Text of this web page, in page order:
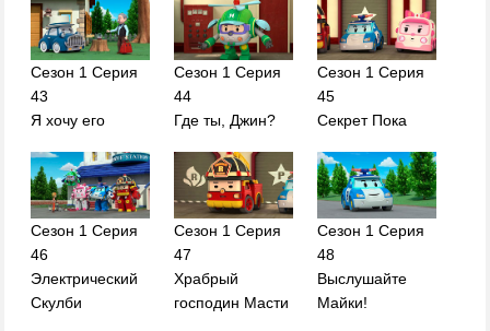
Сезон 1 Серия
43
Я хочу его
Сезон 1 Серия
44
Где ты, Джин?
Сезон 1 Серия
45
Секрет Пока
Сезон 1 Серия
46
Электрический
Скулби
Сезон 1 Серия
47
Храбрый
господин Масти
Сезон 1 Серия
48
Выслушайте
Майки!